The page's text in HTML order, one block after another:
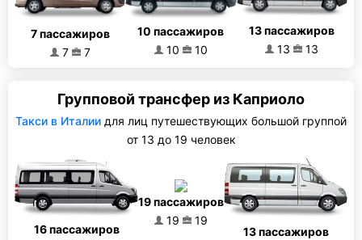
7 пассажиров
7
7
10 пассажиров
10
10
13 пассажиров
13
13
Групповой трансфер из Каприоло
Такси в Италии для лиц путешествующих большой группой
от 13 до 19 человек
16 пассажиров
19 пассажиров
19
19
13 пассажиров